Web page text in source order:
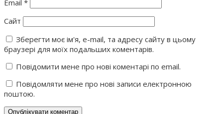
Email *
Сайт
Зберегти моє ім'я, e-mail, та адресу сайту в цьому
браузері для моїх подальших коментарів.
Повідомити мене про нові коментарі по email.
Повідомляти мене про нові записи електронною
поштою.